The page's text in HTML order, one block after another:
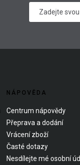
NÁPOVĚDA
Centrum nápovědy
Přeprava a dodání
Vrácení zboží
Časté dotazy
Nesdílejte mé osobní